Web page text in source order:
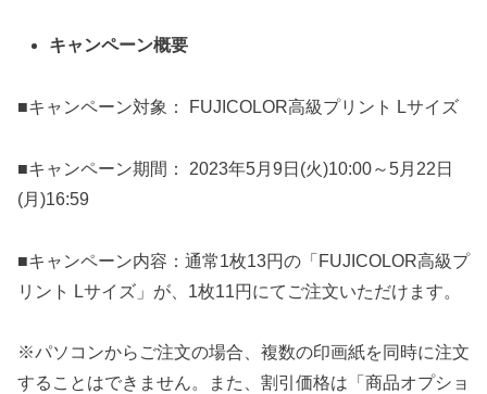
キャンペーン概要
■キャンペーン対象： FUJICOLOR高級プリント Lサイズ
■キャンペーン期間： 2023年5月9日(火)10:00～5月22日
(月)16:59
■キャンペーン内容：通常1枚13円の「FUJICOLOR高級プ
リント Lサイズ」が、1枚11円にてご注文いただけます。
※パソコンからご注文の場合、複数の印画紙を同時に注文
することはできません。また、割引価格は「商品オプショ